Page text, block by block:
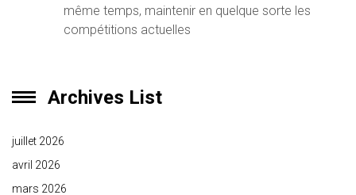
même temps, maintenir en quelque sorte les
compétitions actuelles
Archives List
juillet 2026
avril 2026
mars 2026